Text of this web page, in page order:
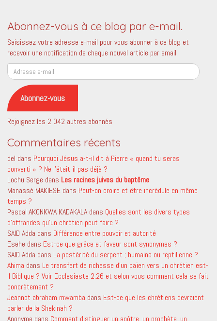
Abonnez-vous à ce blog par e-mail.
Saisissez votre adresse e-mail pour vous abonner à ce blog et
recevoir une notification de chaque nouvel article par email.
Adresse
e-
mail
Abonnez-vous
Rejoignez les 2 042 autres abonnés
Commentaires récents
del dans Pourquoi Jésus a-t-il dit à Pierre « quand tu seras
converti » ? Ne l’était-il pas déjà ?
Lochu Serge dans Les racines juives du baptême
Manassé MAKIESE dans Peut-on croire et être incrédule en même
temps ?
Pascal AKONKWA KADAKALA dans Quelles sont les divers types
d’offrandes qu’un chrétien peut faire ?
SAID Adda dans Différence entre pouvoir et autorité
Esehe dans Est-ce que grâce et faveur sont synonymes ?
SAID Adda dans La postérité du serpent ; humaine ou reptilienne ?
Ahima dans Le transfert de richesse d’un païen vers un chrétien est-
il Biblique ? Voir Ecclesiaste 2:26 et selon vous comment cela se fait
concrètement ?
Jeannot abraham mwamba dans Est-ce que les chrétiens devraient
parler de la Shekinah ?
Anonyme dans Comment distinguer un apôtre, un prophète, un